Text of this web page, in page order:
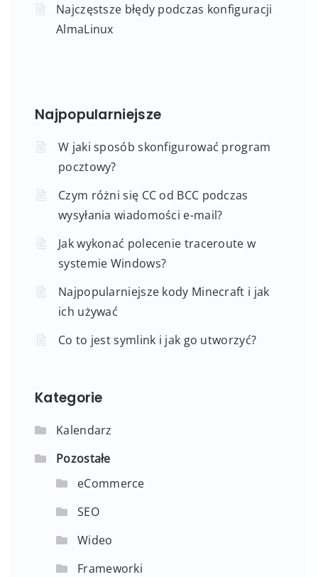
Najczęstsze błędy podczas konfiguracji
AlmaLinux
Najpopularniejsze
W jaki sposób skonfigurować program
pocztowy?
Czym różni się CC od BCC podczas
wysyłania wiadomości e-mail?
Jak wykonać polecenie traceroute w
systemie Windows?
Najpopularniejsze kody Minecraft i jak
ich używać
Co to jest symlink i jak go utworzyć?
Kategorie
Kalendarz
Pozostałe
eCommerce
SEO
Wideo
Frameworki